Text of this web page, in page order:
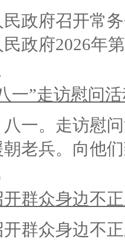
政府召开常
政府2026年
一”走访慰问活
一。走访慰
老兵。向他
群众身边不
群众身边不